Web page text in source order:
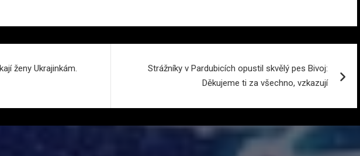
ženy Ukrajinkám.
Strážníky v Pardubicích opustil skvělý pes Bivoj:
Děkujeme ti za všechno, vzkazují